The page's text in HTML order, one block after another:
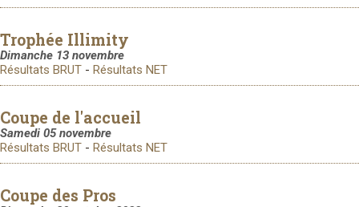
Trophée Illimity
Dimanche 13 novembre
Résultats BRUT - Résultats NET
Coupe de l'accueil
Samedi 05 novembre
Résultats BRUT - Résultats NET
Coupe des Pros